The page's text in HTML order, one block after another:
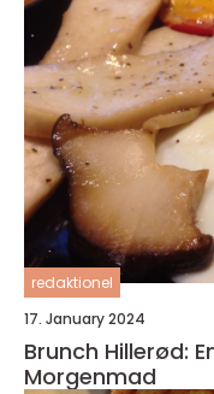
redaktionel
17. January 2024
Brunch Hillerød:
Morgenmad